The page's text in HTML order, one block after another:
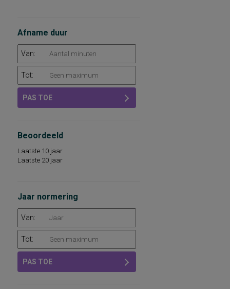
Afname duur
Van:
Tot:
PAS TOE
Beoordeeld
Laatste 10 jaar
Laatste 20 jaar
Jaar normering
Van:
Tot:
PAS TOE